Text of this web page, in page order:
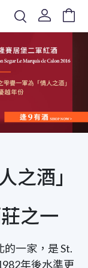
之酒」
之一
的一家，是 St.
年後水準更